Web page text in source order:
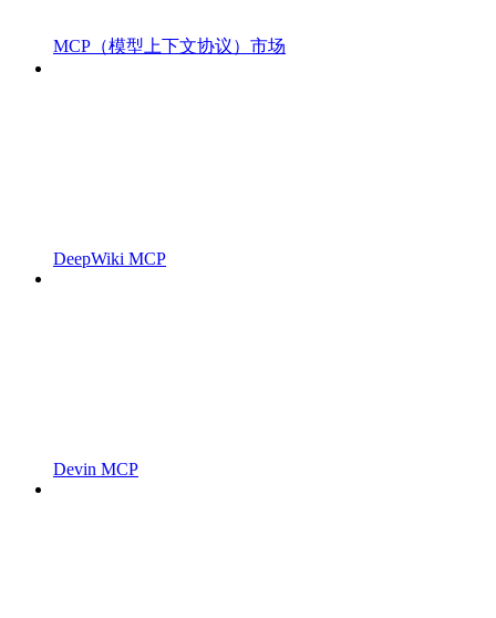
MCP（模型上下文协议）市场
DeepWiki MCP
Devin MCP